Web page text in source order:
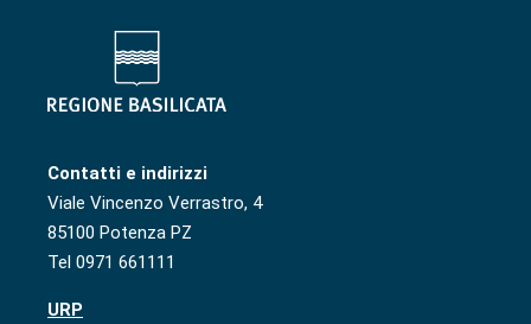
Contatti e indirizzi
Viale Vincenzo Verrastro, 4
85100 Potenza PZ
Tel 0971 661111
URP